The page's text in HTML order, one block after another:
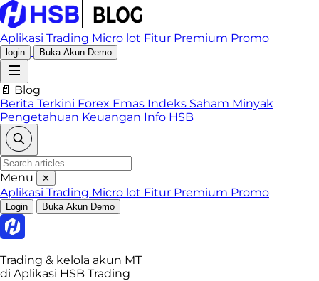
Aplikasi Trading Micro lot Fitur Premium Promo
login Buka Akun Demo
📄 Blog
Berita Terkini Forex Emas Indeks Saham Minyak
Pengetahuan Keuangan Info HSB
Menu ✕
Aplikasi Trading Micro lot Fitur Premium Promo
Login Buka Akun Demo
Trading & kelola akun MT
di Aplikasi HSB Trading